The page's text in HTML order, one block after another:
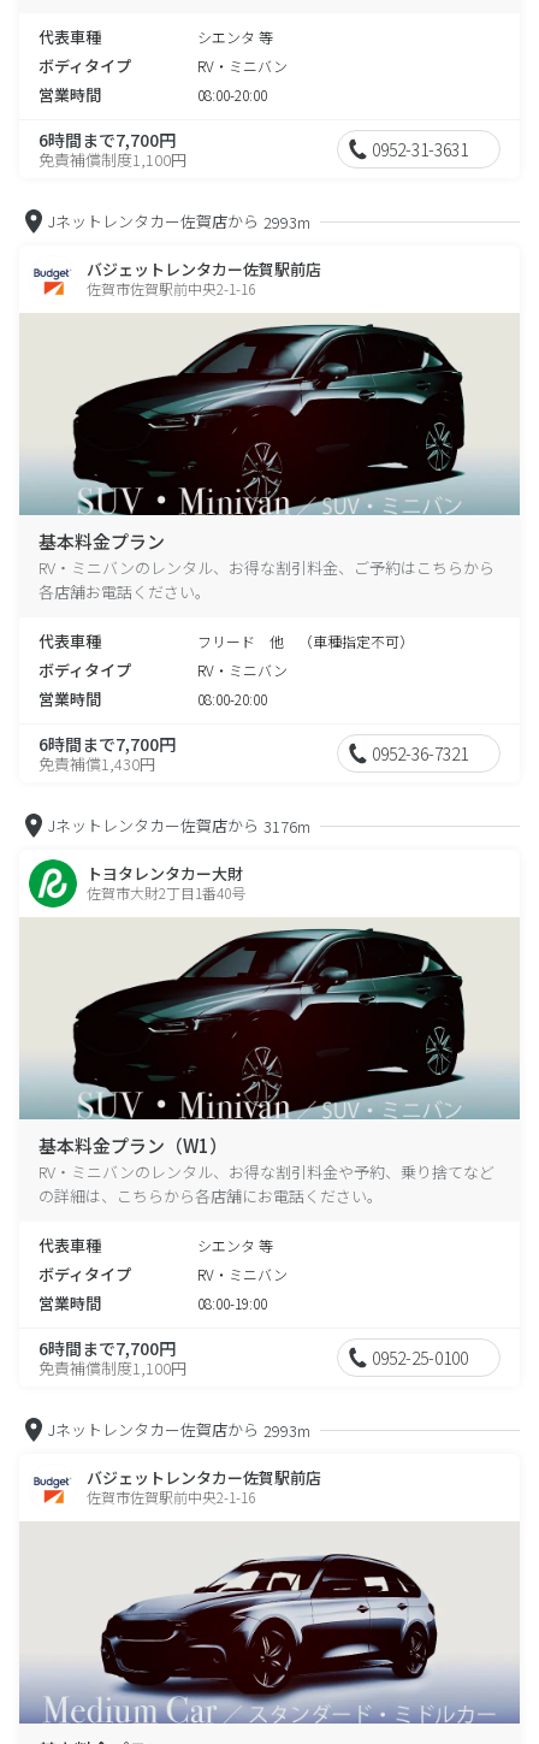
代表車種 シエンタ 等
ボディタイプ RV・ミニバン
営業時間 08:00-20:00
6時間まで7,700円
免責補償制度1,100円 0952-31-3631
Jネットレンタカー佐賀店から 2993m
バジェットレンタカー佐賀駅前店
佐賀市佐賀駅前中央2-1-16
基本料金プラン
RV・ミニバンのレンタル、お得な割引料金、ご予約はこちらから
各店舗お電話ください。
代表車種 フリード 他 （車種指定不可）
ボディタイプ RV・ミニバン
営業時間 08:00-20:00
6時間まで7,700円
免責補償1,430円 0952-36-7321
Jネットレンタカー佐賀店から 3176m
トヨタレンタカー大財
佐賀市大財2丁目1番40号
基本料金プラン（W1）
RV・ミニバンのレンタル、お得な割引料金や予約、乗り捨てなど
の詳細は、こちらから各店舗にお電話ください。
代表車種 シエンタ 等
ボディタイプ RV・ミニバン
営業時間 08:00-19:00
6時間まで7,700円
免責補償制度1,100円 0952-25-0100
Jネットレンタカー佐賀店から 2993m
バジェットレンタカー佐賀駅前店
佐賀市佐賀駅前中央2-1-16